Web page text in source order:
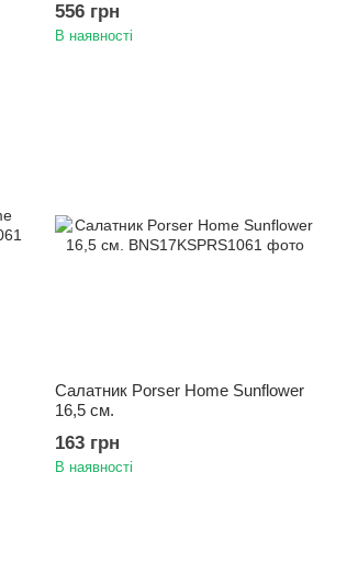
556 грн
В наявності
Салатник Porser Home Sunflower
16,5 см.
163 грн
В наявності